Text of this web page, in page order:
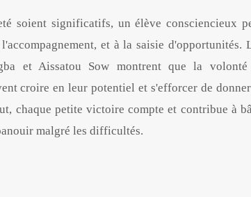
soient significatifs, un élève consciencieux
et à la saisie d'opportunités.
et Aissatou Sow montrent que la
croire en leur potentiel et s'efforcer de
chaque petite victoire compte et contribue à
malgré les difficultés.